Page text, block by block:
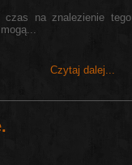
czas na znalezienie tego
Czytaj dalej...